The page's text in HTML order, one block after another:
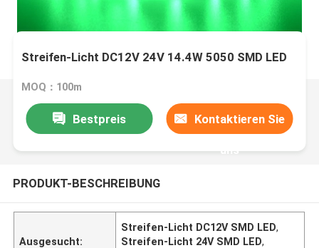
Streifen-Licht DC12V 24V 14.4W 5050 SMD LED
MOQ：100m
Bestpreis Kontaktieren Sie
uns
PRODUKT-BESCHREIBUNG
Ausgesucht:
Streifen-Licht DC12V SMD LED,
Streifen-Licht 24V SMD LED,